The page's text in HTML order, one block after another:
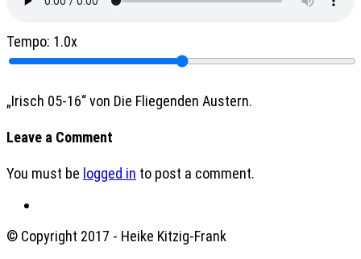
Tempo: 1.0x
„Irisch 05-16“ von Die Fliegenden Austern.
Leave a Comment
You must be logged in to post a comment.
© Copyright 2017 - Heike Kitzig-Frank